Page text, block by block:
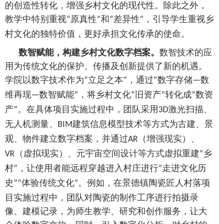
的创造性转化，增强乡村文化的现代性。除此之外，
教学中特别重视“ 原真性”和“差异性” ，引导学生重视乡
村文化的独特价值，更好承担文化传承的使命。
数智赋能，构建乡村文化数字档案。 数智技术的应
用为传统文化的保护、传播及创新提供了新的机遇。
学院以数字技术作为“立足之本” ，通过“数字存储—数
维再现—数智赋能” ，将乡村文化“ 旧资产”转化成“数资
产”。在具体项目实施过程中，团队采用 3D激光扫描、
无人机测量、 BIM建筑信息模型技术等方式为古建、景
观、物件建立数字档案，并通过AR （增强现实）、
VR （虚拟现实）、元宇宙空间设计等方式虚拟重建“ 乡
村” ，让使用者能远程穿越进入村庄进行“走进文化历
史 ”“体验传统文化”。例如，在景德镇陶瓷匠人村落项
目实施过程中，团队对陶瓷的制作工序进行拍摄录
像、建模记录，为师生教学、研究和创作服务，让大